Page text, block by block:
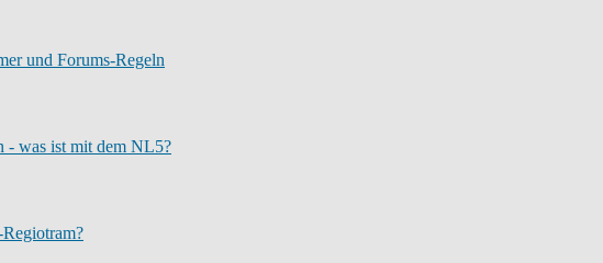
und Forums-Regeln
- was ist mit dem NL5?